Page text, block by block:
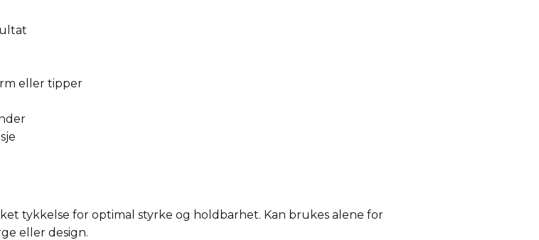
eller tipper
tykkelse for optimal styrke og holdbarhet. Kan brukes alene for
eller design.